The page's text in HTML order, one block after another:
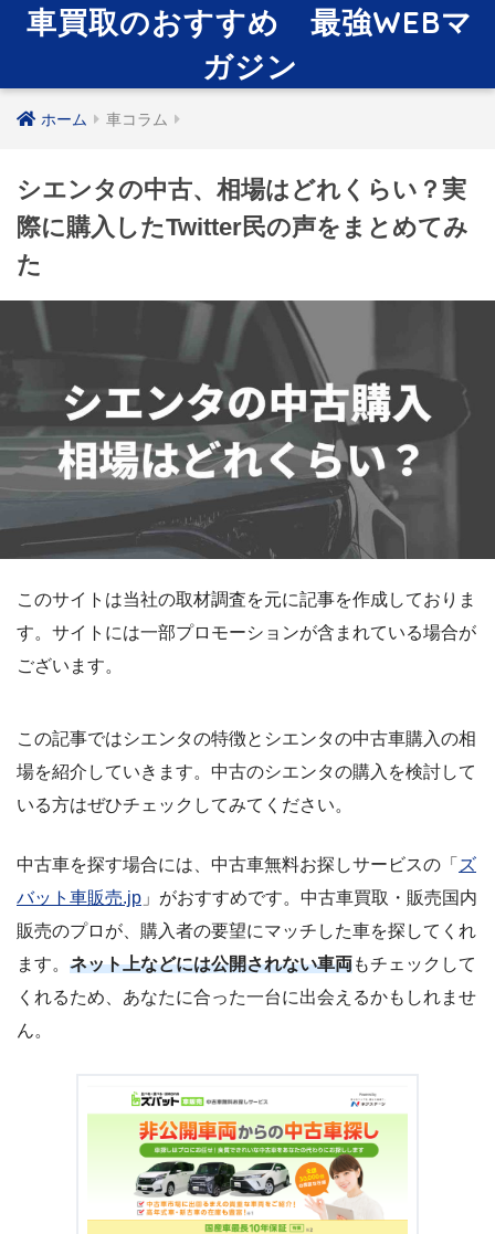
車買取のおすすめ 最強WEBマ
ガジン
ホーム 車コラム
シエンタの中古、相場はどれくらい？実
際に購入したTwitter民の声をまとめてみ
た
このサイトは当社の取材調査を元に記事を作成しておりま
す。サイトには一部プロモーションが含まれている場合が
ございます。
この記事ではシエンタの特徴とシエンタの中古車購入の相
場を紹介していきます。中古のシエンタの購入を検討して
いる方はぜひチェックしてみてください。
中古車を探す場合には、中古車無料お探しサービスの「 ズ
バット車販売.jp 」がおすすめです。中古車買取・販売国内
販売のプロが、購入者の要望にマッチした車を探してくれ
ます。 ネット上などには公開されない車両もチェックして
くれるため、あなたに合った一台に出会えるかもしれませ
ん。